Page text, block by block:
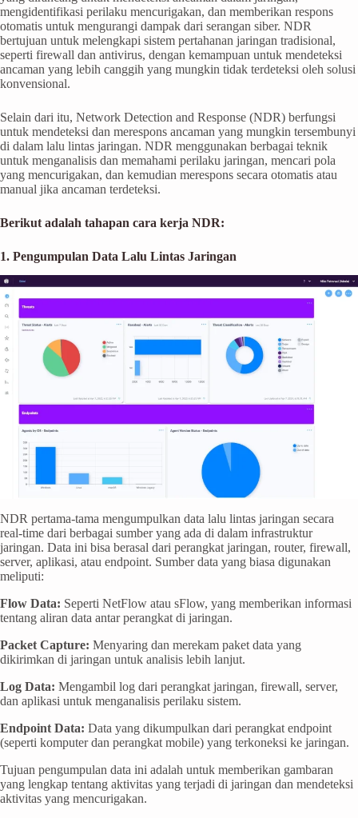
mengidentifikasi perilaku mencurigakan, dan memberikan respons
otomatis untuk mengurangi dampak dari serangan siber. NDR
bertujuan untuk melengkapi sistem pertahanan jaringan tradisional,
seperti firewall dan antivirus, dengan kemampuan untuk mendeteksi
ancaman yang lebih canggih yang mungkin tidak terdeteksi oleh solusi
konvensional.
Selain dari itu, Network Detection and Response (NDR) berfungsi
untuk mendeteksi dan merespons ancaman yang mungkin tersembunyi
di dalam lalu lintas jaringan. NDR menggunakan berbagai teknik
untuk menganalisis dan memahami perilaku jaringan, mencari pola
yang mencurigakan, dan kemudian merespons secara otomatis atau
manual jika ancaman terdeteksi.
Berikut adalah tahapan cara kerja NDR:
1. Pengumpulan Data Lalu Lintas Jaringan
NDR pertama-tama mengumpulkan data lalu lintas jaringan secara
real-time dari berbagai sumber yang ada di dalam infrastruktur
jaringan. Data ini bisa berasal dari perangkat jaringan, router, firewall,
server, aplikasi, atau endpoint. Sumber data yang biasa digunakan
meliputi:
Flow Data: Seperti NetFlow atau sFlow, yang memberikan informasi
tentang aliran data antar perangkat di jaringan.
Packet Capture: Menyaring dan merekam paket data yang
dikirimkan di jaringan untuk analisis lebih lanjut.
Log Data: Mengambil log dari perangkat jaringan, firewall, server,
dan aplikasi untuk menganalisis perilaku sistem.
Endpoint Data: Data yang dikumpulkan dari perangkat endpoint
(seperti komputer dan perangkat mobile) yang terkoneksi ke jaringan.
Tujuan pengumpulan data ini adalah untuk memberikan gambaran
yang lengkap tentang aktivitas yang terjadi di jaringan dan mendeteksi
aktivitas yang mencurigakan.